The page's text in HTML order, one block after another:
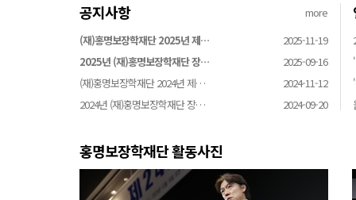
공지사항
more
(재)홍명보장학재단 2025년 제…
2025-11-19
2025년 (재)홍명보장학재단 장…
2025-09-16
(재)홍명보장학재단 2024년 제…
2024-11-12
2024년 (재)홍명보장학재단 장…
2024-09-20
홍명보장학재단 활동사진